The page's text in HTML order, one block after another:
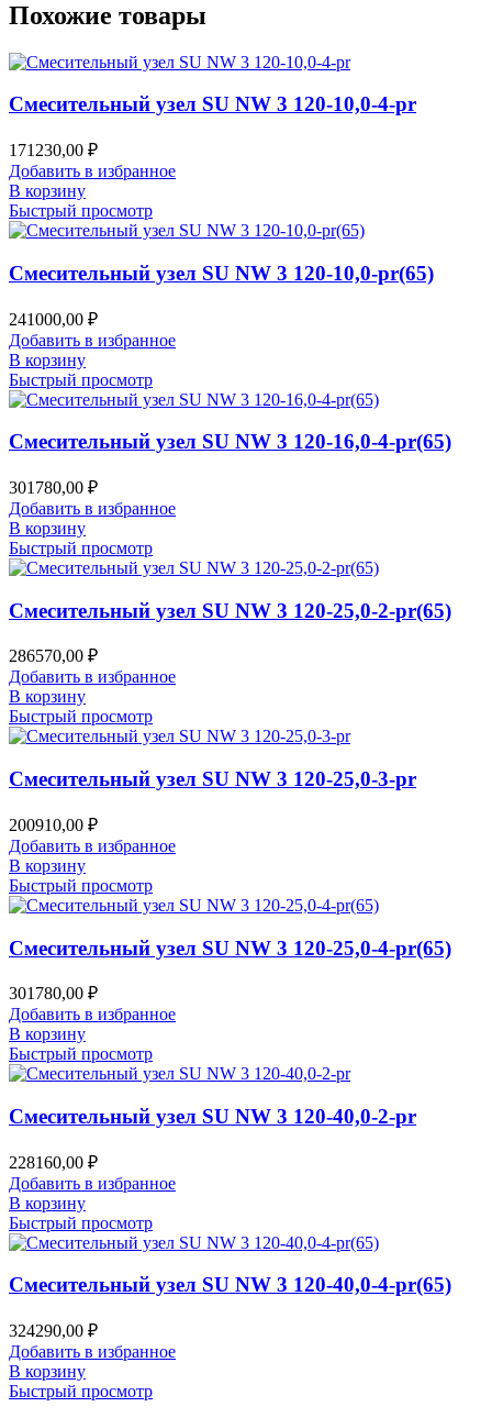
Похожие товары
Смесительный узел SU NW 3 120-10,0-4-pr
171230,00 ₽
Добавить в избранное
В корзину
Быстрый просмотр
Смесительный узел SU NW 3 120-10,0-pr(65)
241000,00 ₽
Добавить в избранное
В корзину
Быстрый просмотр
Смесительный узел SU NW 3 120-16,0-4-pr(65)
301780,00 ₽
Добавить в избранное
В корзину
Быстрый просмотр
Смесительный узел SU NW 3 120-25,0-2-pr(65)
286570,00 ₽
Добавить в избранное
В корзину
Быстрый просмотр
Смесительный узел SU NW 3 120-25,0-3-pr
200910,00 ₽
Добавить в избранное
В корзину
Быстрый просмотр
Смесительный узел SU NW 3 120-25,0-4-pr(65)
301780,00 ₽
Добавить в избранное
В корзину
Быстрый просмотр
Смесительный узел SU NW 3 120-40,0-2-pr
228160,00 ₽
Добавить в избранное
В корзину
Быстрый просмотр
Смесительный узел SU NW 3 120-40,0-4-pr(65)
324290,00 ₽
Добавить в избранное
В корзину
Быстрый просмотр